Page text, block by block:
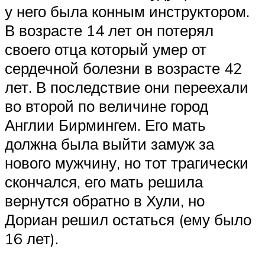
у него была конным инструктором.
В возрасте 14 лет он потерял
своего отца который умер от
сердечной болезни в возрасте 42
лет. В последствие они переехали
во второй по величине город
Англии Бирмингем. Его мать
должна была выйти замуж за
нового мужчину, но тот трагически
скончался, его мать решила
вернутся обратно в Хули, но
Дориан решил остаться (ему было
16 лет).